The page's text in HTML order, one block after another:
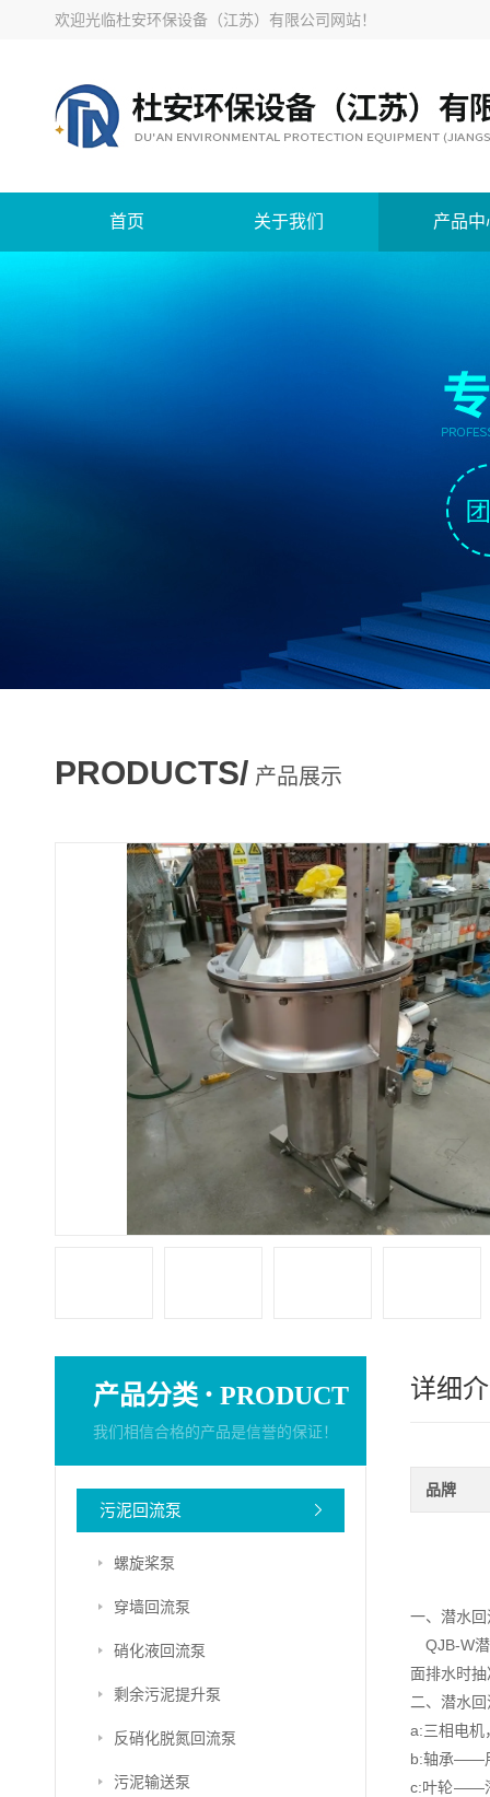
欢迎光临杜安环保设备（江苏）有限公司网站！
首页 关于我们 产品中
PRODUCTS/ 产品展示
产品分类 · PRODUCT
我们相信合格的产品是信誉的保证！
污泥回流泵
螺旋桨泵
穿墙回流泵
硝化液回流泵
剩余污泥提升泵
反硝化脱氮回流泵
污泥输送泵
详细
品牌
一、潜水
QJB-W潜
面排水时
二、潜水
a:三相电机
b:轴承——
c:叶轮——